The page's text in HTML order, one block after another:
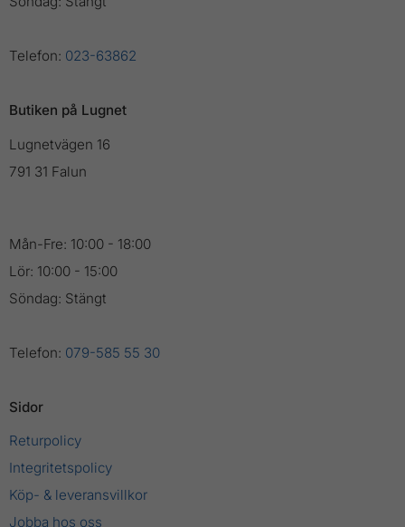
Telefon: 023-63862
Butiken på Lugnet
Lugnetvägen 16
791 31 Falun
Mån-Fre: 10:00 - 18:00
Lör: 10:00 - 15:00
Söndag: Stängt
Telefon: 079-585 55 30
Sidor
Returpolicy
Integritetspolicy
Köp- & leveransvillkor
Jobba hos oss